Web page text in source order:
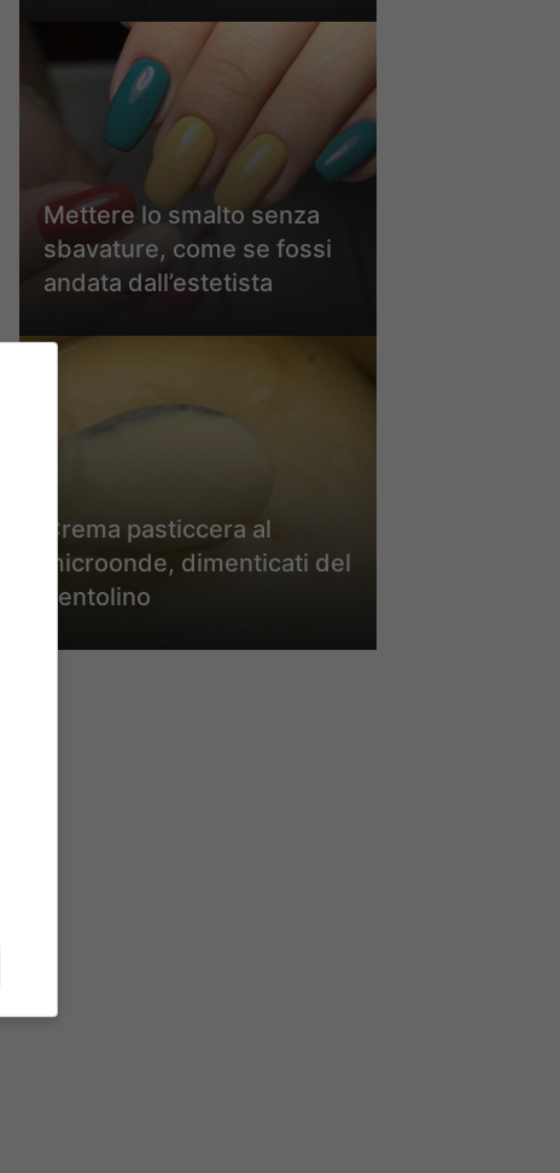
Mettere lo smalto senza
sbavature, come se fossi
andata dall’estetista
Crema pasticcera al
microonde, dimenticati del
pentolino